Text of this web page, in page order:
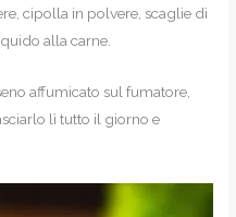
cipolla in polvere, scaglie di
alla carne.
affumicato sul fumatore,
lì tutto il giorno e